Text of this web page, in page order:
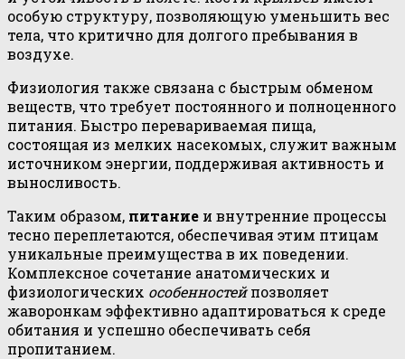
особую структуру, позволяющую уменьшить вес
тела, что критично для долгого пребывания в
воздухе.
Физиология также связана с быстрым обменом
веществ, что требует постоянного и полноценного
питания. Быстро перевариваемая пища,
состоящая из мелких насекомых, служит важным
источником энергии, поддерживая активность и
выносливость.
Таким образом, питание и внутренние процессы
тесно переплетаются, обеспечивая этим птицам
уникальные преимущества в их поведении.
Комплексное сочетание анатомических и
физиологических особенностейпозволяет
жаворонкам эффективно адаптироваться к среде
обитания и успешно обеспечивать себя
пропитанием.